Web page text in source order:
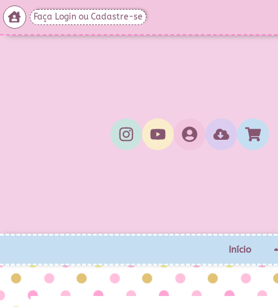
Faça Login ou Cadastre-se
Início